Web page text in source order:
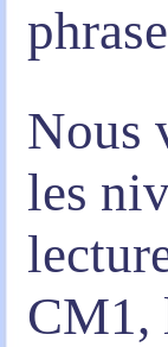
Nous
les
CM1,